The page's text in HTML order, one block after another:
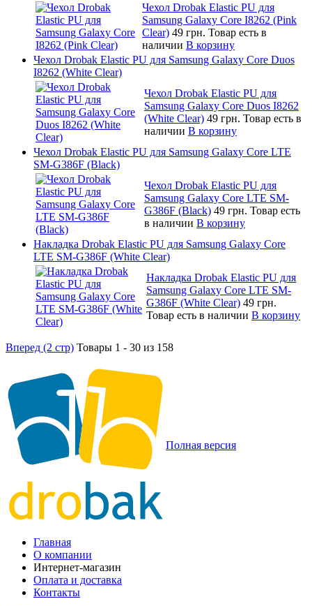
Чехол Drobak Elastic PU для
Samsung Galaxy Core I8262 (Pink
Clear) 49 грн. Товар есть в
наличии В корзину
Чехол Drobak Elastic PU для Samsung Galaxy Core Duos
I8262 (White Clear)
Чехол Drobak Elastic PU для
Samsung Galaxy Core Duos I8262
(White Clear) 49 грн. Товар есть в
наличии В корзину
Чехол Drobak Elastic PU для Samsung Galaxy Core LTE
SM-G386F (Black)
Чехол Drobak Elastic PU для
Samsung Galaxy Core LTE SM-
G386F (Black) 49 грн. Товар есть
в наличии В корзину
Накладка Drobak Elastic PU для Samsung Galaxy Core
LTE SM-G386F (White Clear)
Накладка Drobak Elastic PU для
Samsung Galaxy Core LTE SM-
G386F (White Clear) 49 грн.
Товар есть в наличии В корзину
Вперед (2 стр) Товары 1 - 30 из 158
Полная версия
Главная
О компании
Интернет-магазин
Оплата и доставка
Контакты